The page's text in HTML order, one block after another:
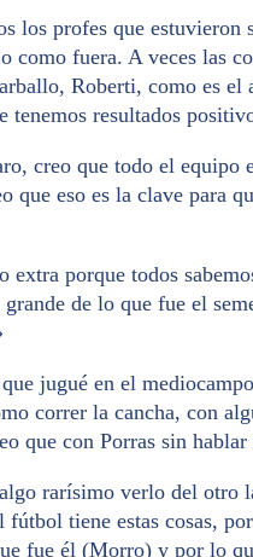
profes que estuvieron
como fuera. A veces las
Roberti, como es el
resultados
creo que todo el equipo
que eso es la clave para
extra porque todos
de lo que fue el
jugué en el
correr la cancha, con
que con Porras sin
rarísimo verlo del otro
fútbol tiene estas cosas,
fue él (Morro) y por lo